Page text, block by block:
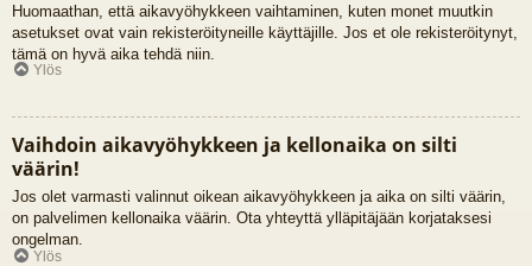
Huomaathan, että aikavyöhykkeen vaihtaminen, kuten monet muutkin
asetukset ovat vain rekisteröityneille käyttäjille. Jos et ole rekisteröitynyt,
tämä on hyvä aika tehdä niin.
Ylös
Vaihdoin aikavyöhykkeen ja kellonaika on silti
väärin!
Jos olet varmasti valinnut oikean aikavyöhykkeen ja aika on silti väärin,
on palvelimen kellonaika väärin. Ota yhteyttä ylläpitäjään korjataksesi
ongelman.
Ylös